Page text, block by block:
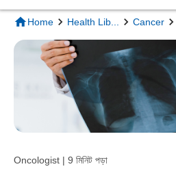
Home Health Lib Cancer
Oncologist | 9 মিনিট পড়া